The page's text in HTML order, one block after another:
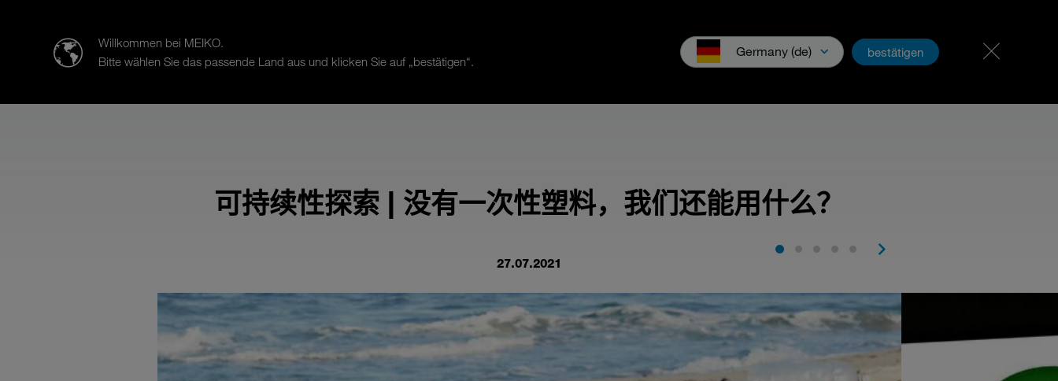
Willkommen bei MEIKO.
Bitte wählen Sie das passende Land aus und klicken Sie auf „bestätigen“.
Germany (de) bestätigen
可持续性探索 | 没有一次性塑料，我们还能用什么？
27.07.2021